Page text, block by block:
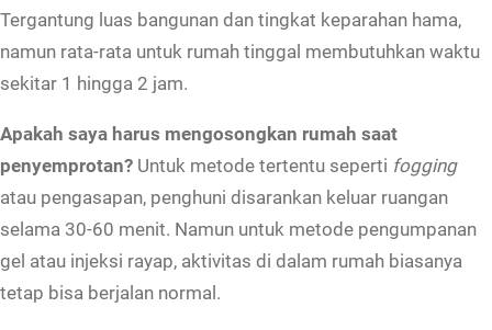
Tergantung luas bangunan dan tingkat keparahan hama,
namun rata-rata untuk rumah tinggal membutuhkan waktu
sekitar 1 hingga 2 jam.
Apakah saya harus mengosongkan rumah saat
penyemprotan? Untuk metode tertentu seperti fogging
atau pengasapan, penghuni disarankan keluar ruangan
selama 30-60 menit. Namun untuk metode pengumpanan
gel atau injeksi rayap, aktivitas di dalam rumah biasanya
tetap bisa berjalan normal.